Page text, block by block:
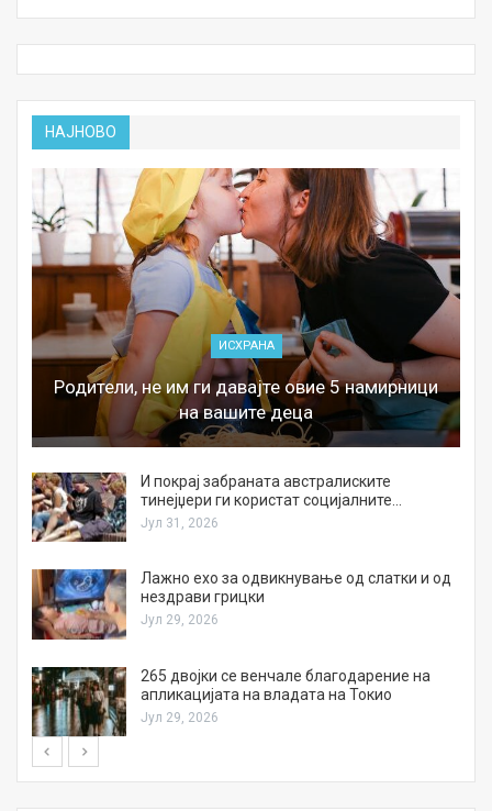
НАЈНОВО
ИСХРАНА
Родители, не им ги давајте овие 5 намирници
на вашите деца
И покрај забраната австралиските
тинејџери ги користат социјалните…
Јул 31, 2026
Лажно ехо за одвикнување од слатки и од
нездрави грицки
Јул 29, 2026
265 двојки се венчале благодарение на
апликацијата на владата на Токио
Јул 29, 2026